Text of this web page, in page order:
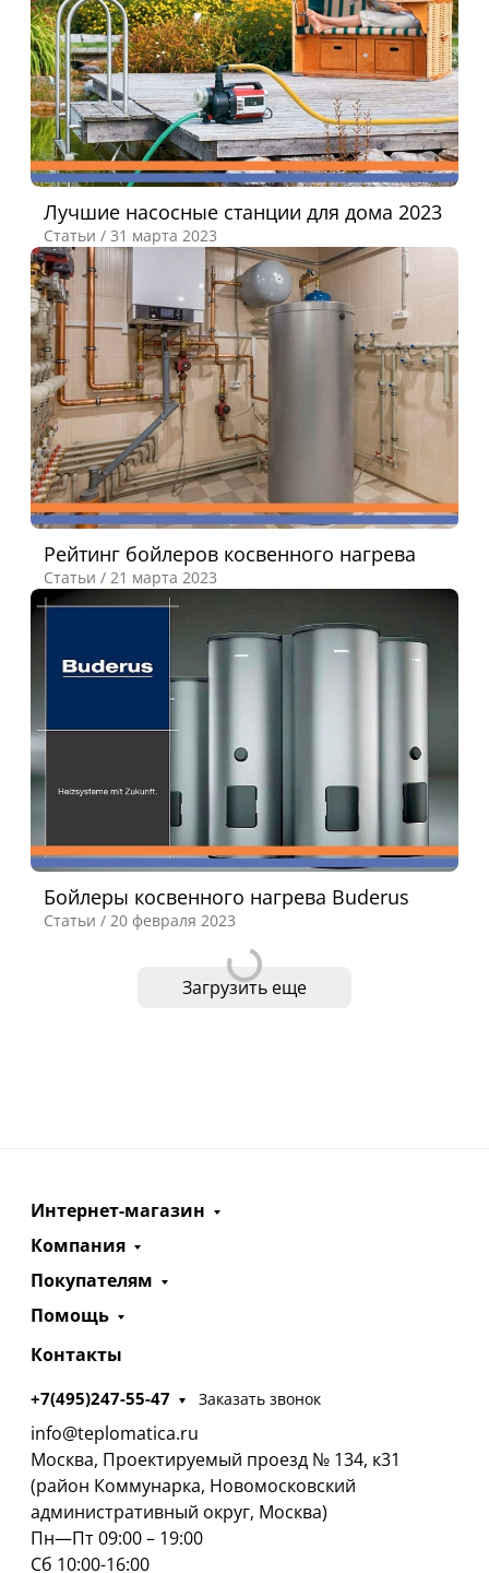
Лучшие насосные станции для дома 2023
Статьи / 31 марта 2023
Рейтинг бойлеров косвенного нагрева
Статьи / 21 марта 2023
Бойлеры косвенного нагрева Buderus
Статьи / 20 февраля 2023
Загрузить еще
Loading...
Интернет-магазин
Компания
Покупателям
Помощь
Контакты
+7(495)247-55-47 Заказать звонок
info@teplomatica.ru
Москва, Проектируемый проезд № 134, к31
(район Коммунарка, Новомосковский
административный округ, Москва)
Пн—Пт 09:00 – 19:00
Сб 10:00-16:00